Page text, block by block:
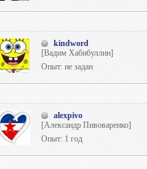
kindword
[Вадим Хабибуллин]
Опыт: не задан
alexpivo
[Александр Пивоваренко]
Опыт: 1 год